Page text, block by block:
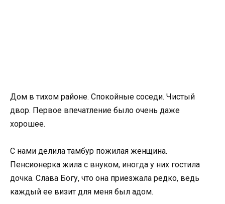
Дом в тихом районе. Спокойные соседи. Чистый
двор. Первое впечатление было очень даже
хорошее.
С нами делила тамбур пожилая женщина.
Пенсионерка жила с внуком, иногда у них гостила
дочка. Слава Богу, что она приезжала редко, ведь
каждый ее визит для меня был адом.